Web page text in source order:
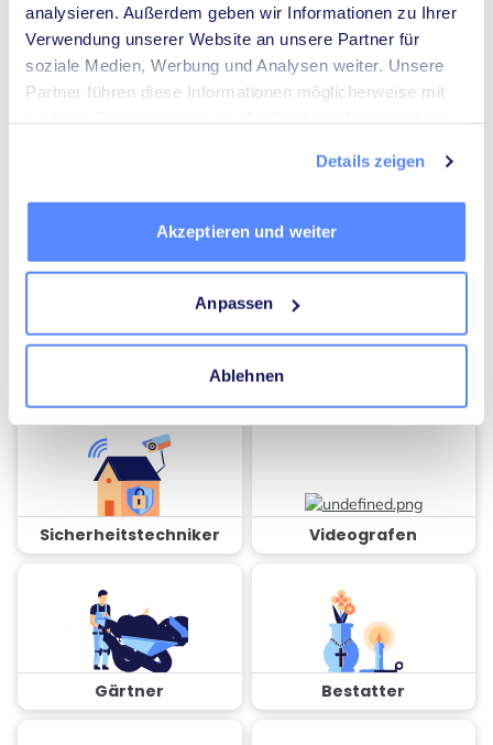
analysieren. Außerdem geben wir Informationen zu Ihrer
Verwendung unserer Website an unsere Partner für
soziale Medien, Werbung und Analysen weiter. Unsere
Partner führen diese Informationen möglicherweise mit
Details zeigen
Akzeptieren und weiter
Anpassen
Ablehnen
Umzugsunternehmen Heizungsbauer
Elektriker Mediatoren
Sicherheitstechniker Videografen
Gärtner Bestatter